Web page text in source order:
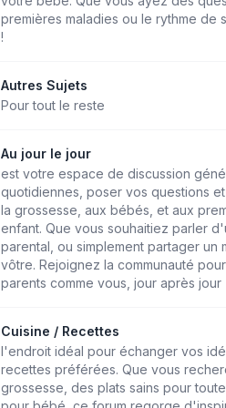
premières maladies ou le rythme de
!
Autres Sujets
Pour tout le reste
Au jour le jour
est votre espace de discussion
quotidiennes, poser vos questions
la grossesse, aux bébés, et aux
enfant. Que vous souhaitiez parler
parental, ou simplement partager
vôtre. Rejoignez la communauté
parents comme vous, jour après jour
Cuisine / Recettes
l'endroit idéal pour échanger vos
recettes préférées. Que vous
grossesse, des plats sains pour